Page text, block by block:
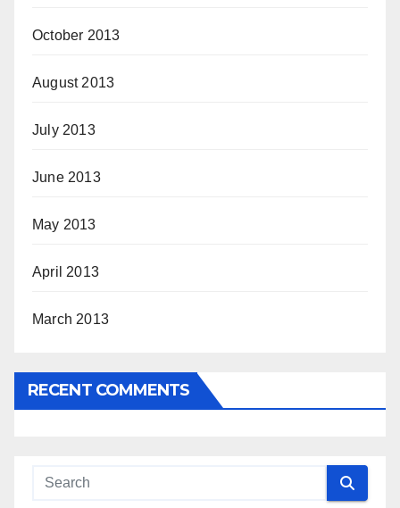
October 2013
August 2013
July 2013
June 2013
May 2013
April 2013
March 2013
RECENT COMMENTS